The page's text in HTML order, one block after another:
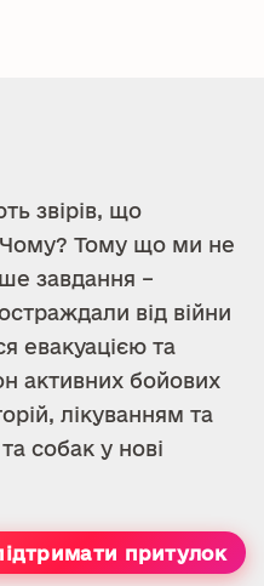
звірів, що
Чому? Тому що ми не
завдання –
від війни
евакуацією та
активних бойових
лікуванням та
собак у нові
притулок